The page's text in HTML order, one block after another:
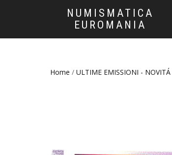
NUMISMATICA
EUROMANIA
Home / ULTIME EMISSIONI - NOVITÁ